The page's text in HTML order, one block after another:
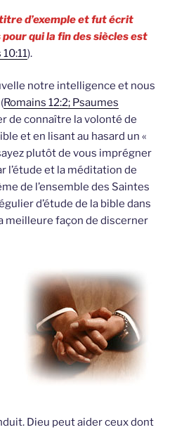
d’exemple et fut écrit
qui la fin des siècles est
).
notre intelligence et nous
Romains 12:2; Psaumes
de connaître la volonté de
et en lisant au hasard un «
plutôt de vous imprégner
l’étude et la méditation de
de l’ensemble des Saintes
d’étude de la bible dans
meilleure façon de discerner
Dieu peut aider ceux dont